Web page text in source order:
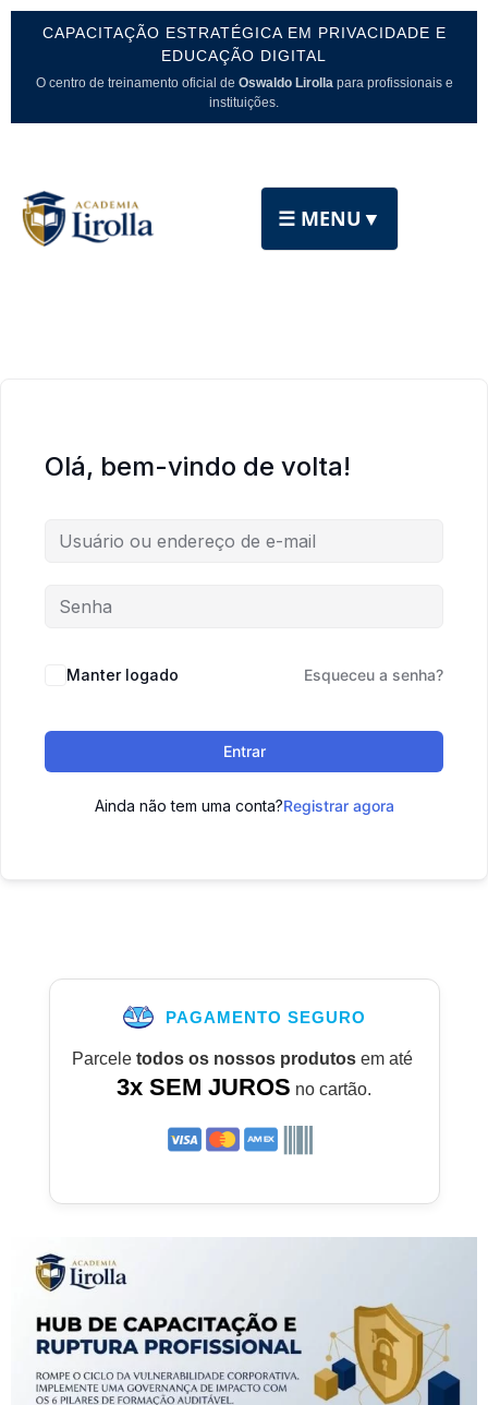
CAPACITAÇÃO ESTRATÉGICA EM PRIVACIDADE E
EDUCAÇÃO DIGITAL
O centro de treinamento oficial de Oswaldo Lirollapara profissionais e
instituições.
☰ MENU ▼
Olá, bem-vindo de volta!
Manter logado Esqueceu a senha?
Entrar
Ainda não tem uma conta?Registrar agora
PAGAMENTO SEGURO
Parcele todos os nossos produtosem até
3x SEM JUROS no cartão.